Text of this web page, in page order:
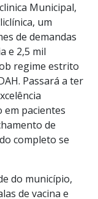
Municipal,
um
de demandas
e 2,5 mil
regime estrito
Passará a ter
pacientes
de
completo se
do município,
de vacina e